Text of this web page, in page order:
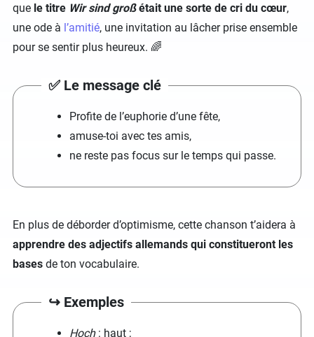
que le titre Wir sind großétait une sorte de cri du cœur,
une ode à l’amitié, une invitation au lâcher prise ensemble
pour se sentir plus heureux.​ 🌈
✅ Le message clé
Profite de l’euphorie d’une fête,
amuse-toi avec tes amis,
ne reste pas focus sur le temps qui passe.
En plus de déborder d’optimisme, cette chanson t’aidera à
apprendre des adjectifs allemands qui constitueront les
bases de ton vocabulaire.
↪️ Exemples
Hoch: haut ;